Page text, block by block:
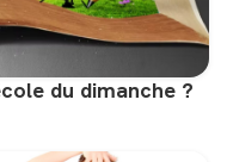
du dimanche ?